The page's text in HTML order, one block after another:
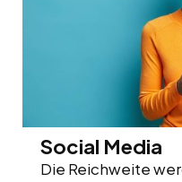
Social Media
Die Reichweite